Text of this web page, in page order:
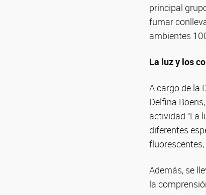
principal
fumar
ambientes
La luz y los
A cargo de la
Delfina
actividad “La
diferentes
Además, se
la